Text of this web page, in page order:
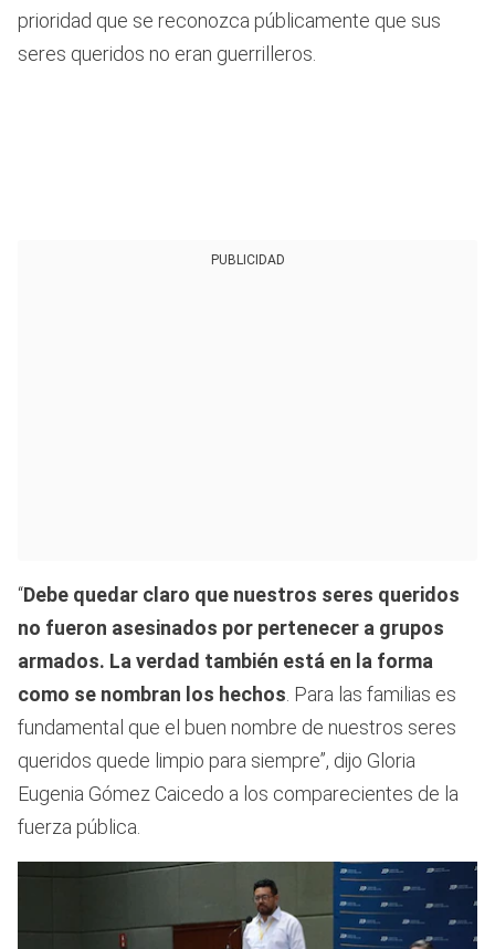
prioridad que se reconozca públicamente que sus
seres queridos no eran guerrilleros.
PUBLICIDAD
“Debe quedar claro que nuestros seres queridos
no fueron asesinados por pertenecer a grupos
armados. La verdad también está en la forma
como se nombran los hechos . Para las familias es
fundamental que el buen nombre de nuestros seres
queridos quede limpio para siempre”, dijo Gloria
Eugenia Gómez Caicedo a los comparecientes de la
fuerza pública.